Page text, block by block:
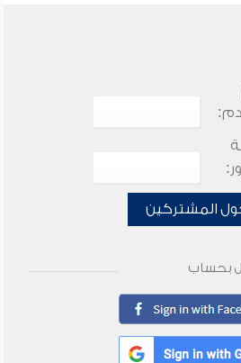
المشتركين
بحساب